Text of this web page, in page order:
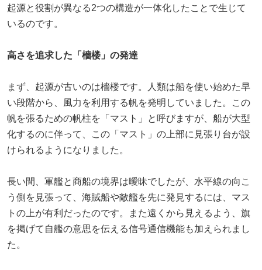
起源と役割が異なる2つの構造が一体化したことで生じて
いるのです。
高さを追求した「檣楼」の発達
まず、起源が古いのは檣楼です。人類は船を使い始めた早
い段階から、風力を利用する帆を発明していました。この
帆を張るための帆柱を「マスト」と呼びますが、船が大型
化するのに伴って、この「マスト」の上部に見張り台が設
けられるようになりました。
長い間、軍艦と商船の境界は曖昧でしたが、水平線の向こ
う側を見張って、海賊船や敵艦を先に発見するには、マス
トの上が有利だったのです。また遠くから見えるよう、旗
を掲げて自艦の意思を伝える信号通信機能も加えられまし
た。